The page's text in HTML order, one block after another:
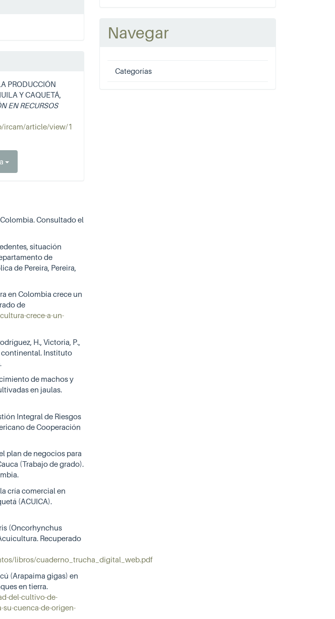
PRODUCCIÓN
Y CAQUETÁ,
EN RECURSOS
ircam/article/view/1
Consultado el
situación
de
de Pereira, Pereira,
en Colombia crece un
de
crece-a-un-
H., Victoria, P.,
continental. Instituto
de machos y
en jaulas.
Integral de Riesgos
de Cooperación
plan de negocios para
(Trabajo de grado).
cría comercial en
(ACUICA).
(Oncorhynchus
Recuperado
libros/cuaderno_trucha_digital_web.pdf
(Arapaima gigas) en
en tierra.
del-cultivo-de-
su-cuenca-de-origen-
Navegar
Categorías